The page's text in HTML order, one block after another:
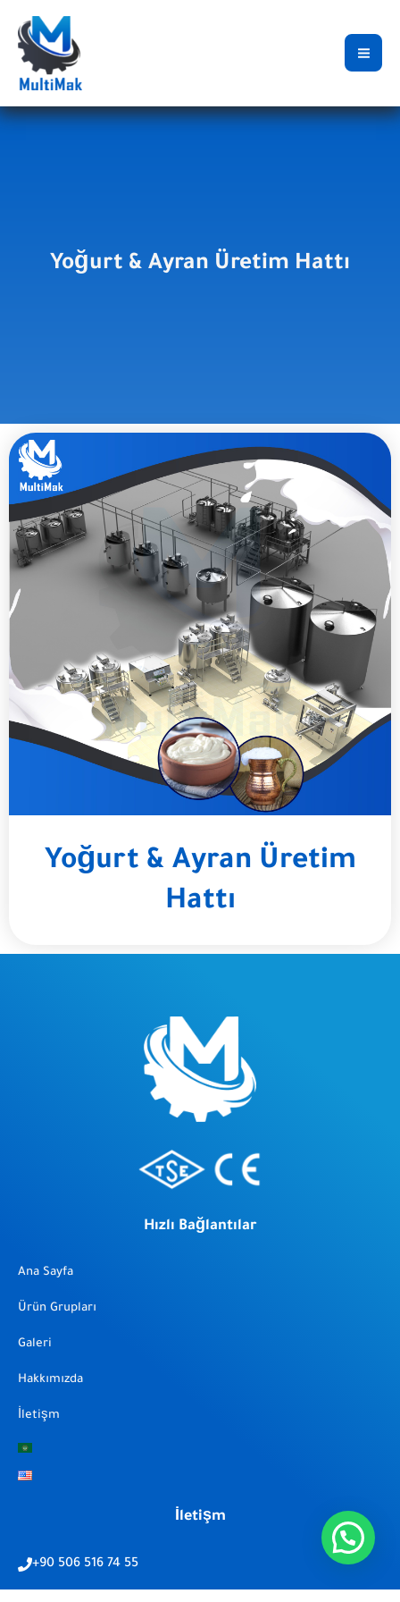
atla
Yoğurt & Ayran Üretim Hattı
Yoğurt & Ayran Üretim
Hattı
Hızlı Bağlantılar
Ana Sayfa
Ürün Grupları
Galeri
Hakkımızda
İletişm
İletişm
+90 506 516 74 55